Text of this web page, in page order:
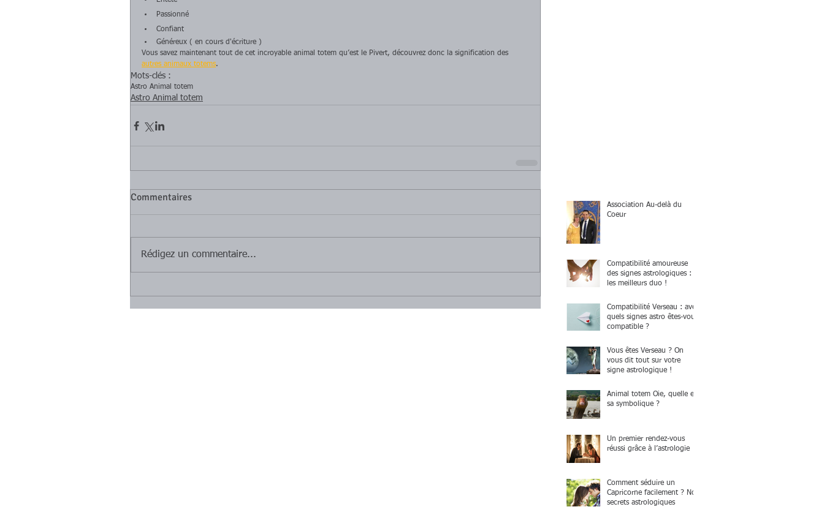
Passionné
Confiant
Généreux ( en cours d'écriture )
Vous savez maintenant tout de cet incroyable animal totem qu’est le Pivert, découvrez donc la signification des
autres animaux totems.
Mots-clés :
Astro Animal totem
Astro Animal totem
Commentaires
Rédigez un commentaire...
Association Au-delà du
Coeur
Compatibilité amoureuse
des signes astrologiques :
les meilleurs duo !
Compatibilité Verseau : avec
quels signes astro êtes-vous
compatible ?
Vous êtes Verseau ? On
vous dit tout sur votre
signe astrologique !
Animal totem Oie, quelle est
sa symbolique ?
Un premier rendez-vous
réussi grâce à l’astrologie
Comment séduire un
Capricorne facilement ? Nos
secrets astrologiques